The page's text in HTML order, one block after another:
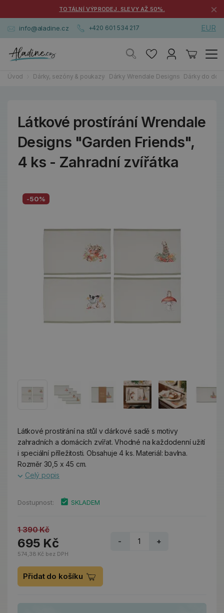
TOTÁLNÍ VÝPRODEJ. SLEVY AŽ 50%. ×
info@aladine.cz +420 601 534 217 EUR
Úvod Dárky, sezóny & poukazy Dárky Wrendale Designs Dárky do
Látkové prostírání Wrendale
Designs "Garden Friends",
4 ks - Zahradní zvířátka
-50%
Látkové prostírání na stůl v dárkové sadě s motivy
zahradních a domácích zvířat. Vhodné na každodenní užití
i speciální příležitosti. Obsahuje 4 ks. Materiál: bavlna.
Rozměr 30,5 x 45 cm.
Celý popis
Dostupnost: SKLADEM
1 390 Kč
695 Kč
574,38 Kč bez DPH
- +
Přidat do košíku